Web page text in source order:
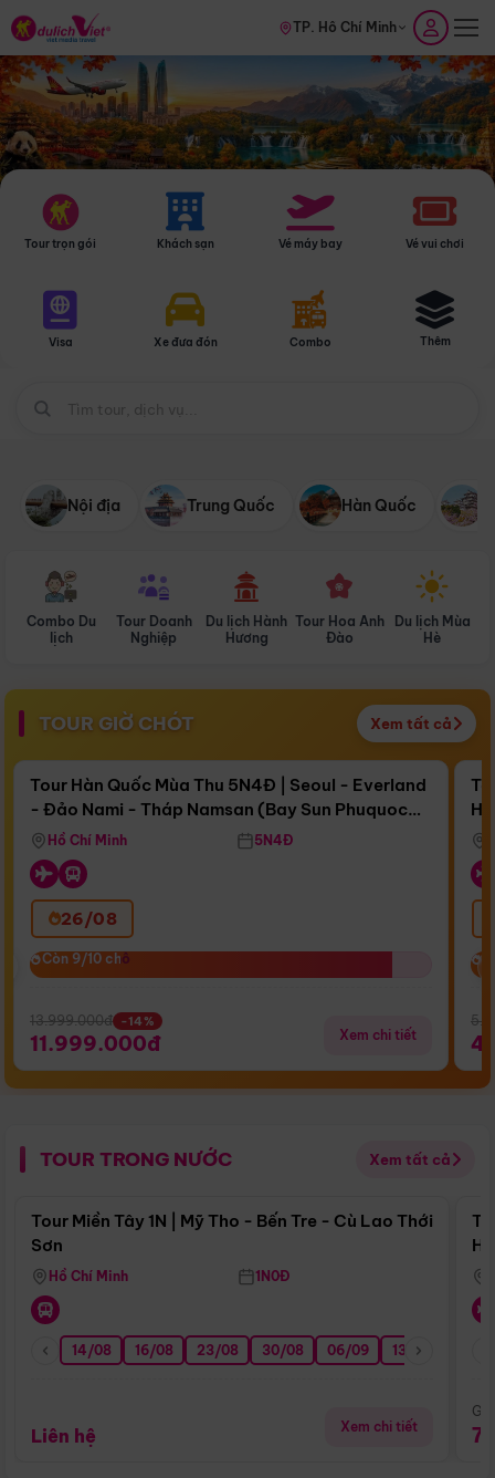
TP. Hồ Chí Minh
Tour trọn gói Khách sạn Vé máy bay Vé vui chơi
Visa Xe đưa đón Combo Thêm
Nội địa Trung Quốc Hàn Quốc
Combo Du
lịch
Tour Doanh
Nghiệp
Du lịch Hành
Hương
Tour Hoa Anh
Đào
Du lịch Mùa
Hè
TOUR GIỜ CHÓT Xem tất cả
Còn16 ngày 09:53:04
Bay Sun Phuquoc Airways
Điểm nổi bật
Tour Hàn Quốc Mùa Thu 5N4Đ | Seoul - Everland
- Đảo Nami - Tháp Namsan (Bay Sun Phuquoc
Airways)
Hồ Chí Minh 5N4Đ
26/08
Còn 9/10 chỗ
Còn 9/10 chỗ
13.999.000đ -14%
11.999.000đ Xem chi tiết
TOUR TRONG NƯỚC Xem tất cả
Điểm nổi bật
Tour Miền Tây 1N | Mỹ Tho - Bến Tre - Cù Lao Thới
Sơn
Hồ Chí Minh 1N0Đ
14/08 16/08 23/08 30/08 06/09 13/09
Liên hệ Xem chi tiết